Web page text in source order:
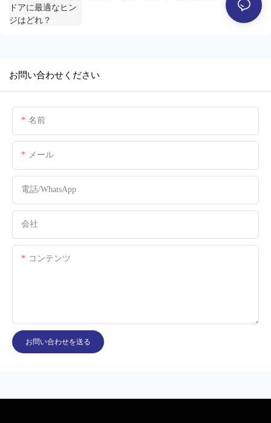
お問い合わせください
名前
メール
電話/WhatsApp
会社
コンテンツ
お問い合わせを送る